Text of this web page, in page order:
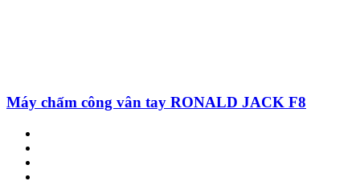
Máy chấm công vân tay RONALD JACK F8